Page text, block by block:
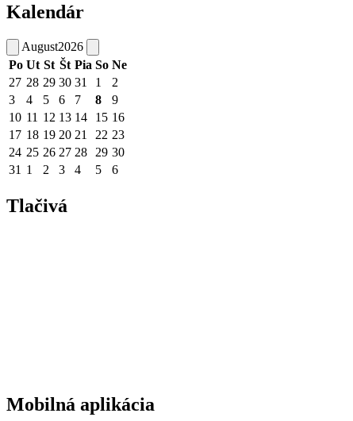
Kalendár
August2026
Po Ut St Št Pia So Ne
27 28 29 30 31 1
2
3
4 5 6 7 8
9
10 11 12 13 14 15 16
17 18 19 20 21 22 23
24 25 26 27 28 29 30
31 1 2 3 4 5 6
Tlačivá
Mobilná aplikácia